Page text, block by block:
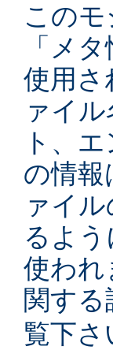
この
「メ
使用さ
ァイ
ト、
の情
ァイ
るよ
使われ
関する
覧下さ